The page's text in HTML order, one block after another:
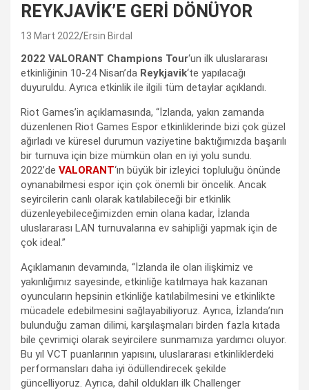
REYKJAVİK’E GERİ DÖNÜYOR
13 Mart 2022 Ersin Birdal
2022 VALORANT Champions Tour‘un ilk uluslararası
etkinliğinin 10-24 Nisan’da Reykjavik‘te yapılacağı
duyuruldu. Ayrıca etkinlik ile ilgili tüm detaylar açıklandı.
Riot Games’in açıklamasında, “İzlanda, yakın zamanda
düzenlenen Riot Games Espor etkinliklerinde bizi çok güzel
ağırladı ve küresel durumun vaziyetine baktığımızda başarılı
bir turnuva için bize mümkün olan en iyi yolu sundu.
2022’de VALORANT‘ın büyük bir izleyici topluluğu önünde
oynanabilmesi espor için çok önemli bir öncelik. Ancak
seyircilerin canlı olarak katılabileceği bir etkinlik
düzenleyebileceğimizden emin olana kadar, İzlanda
uluslararası LAN turnuvalarına ev sahipliği yapmak için de
çok ideal.”
Açıklamanın devamında, “İzlanda ile olan ilişkimiz ve
yakınlığımız sayesinde, etkinliğe katılmaya hak kazanan
oyuncuların hepsinin etkinliğe katılabilmesini ve etkinlikte
mücadele edebilmesini sağlayabiliyoruz. Ayrıca, İzlanda’nın
bulunduğu zaman dilimi, karşılaşmaları birden fazla kıtada
bile çevrimiçi olarak seyircilere sunmamıza yardımcı oluyor.
Bu yıl VCT puanlarının yapısını, uluslararası etkinliklerdeki
performansları daha iyi ödüllendirecek şekilde
güncelliyoruz. Ayrıca, dahil oldukları ilk Challenger